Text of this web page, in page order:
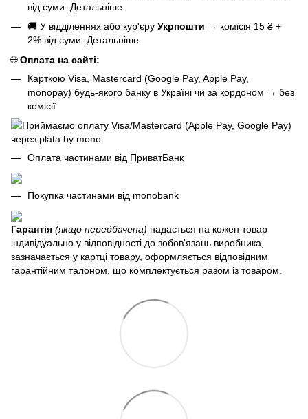
від суми. Детальніше
🚚 У відділеннях або кур'єру Укрпошти → комісія 15 ₴ +
2% від суми. Детальніше
🌐Оплата на сайті:
Карткою Visa, Mastercard (Google Pay, Apple Pay,
monopay) будь-якого банку в Україні чи за кордоном → без
комісії
Оплата частинами від ПриватБанк
Покупка частинами від monobank
Гарантія (якщо передбачена) надається на кожен товар
індивідуально у відповідності до зобов'язань виробника,
зазначається у картці товару, оформляється відповідним
гарантійним талоном, що комплектується разом із товаром.